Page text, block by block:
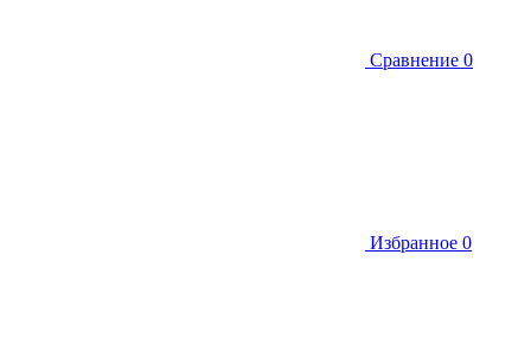
Сравнение 0
Избранное 0